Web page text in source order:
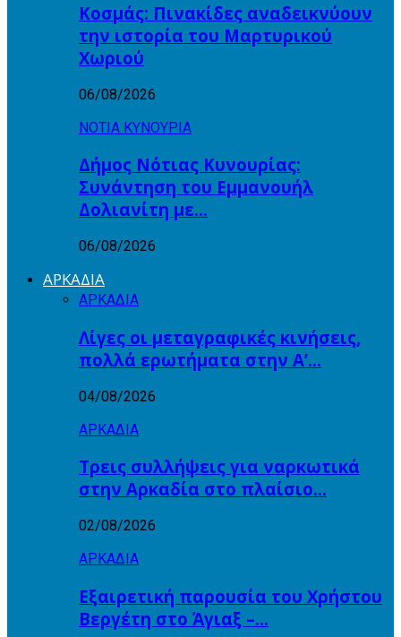
Κοσμάς: Πινακίδες αναδεικνύουν
την ιστορία του Μαρτυρικού
Χωριού
06/08/2026
ΝΟΤΙΑ ΚΥΝΟΥΡΙΑ
Δήμος Νότιας Κυνουρίας:
Συνάντηση του Εμμανουήλ
Δολιανίτη με…
06/08/2026
ΑΡΚΑΔΙΑ
ΑΡΚΑΔΙΑ
Λίγες οι μεταγραφικές κινήσεις,
πολλά ερωτήματα στην Α’…
04/08/2026
ΑΡΚΑΔΙΑ
Τρεις συλλήψεις για ναρκωτικά
στην Αρκαδία στο πλαίσιο…
02/08/2026
ΑΡΚΑΔΙΑ
Εξαιρετική παρουσία του Χρήστου
Βεργέτη στο Άγιαξ –…